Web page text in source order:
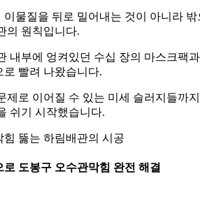
물질을 뒤로 밀어내는 것이 아니라 밖
의 원칙입니다.
내부에 엉켜있던 수십 장의 마스크팩과
빨려 나왔습니다.
제로 이어질 수 있는 미세 슬러지들까지
쉬기 시작했습니다.
뚫는 하림배관의 시공
도봉구 오수관막힘 완전 해결